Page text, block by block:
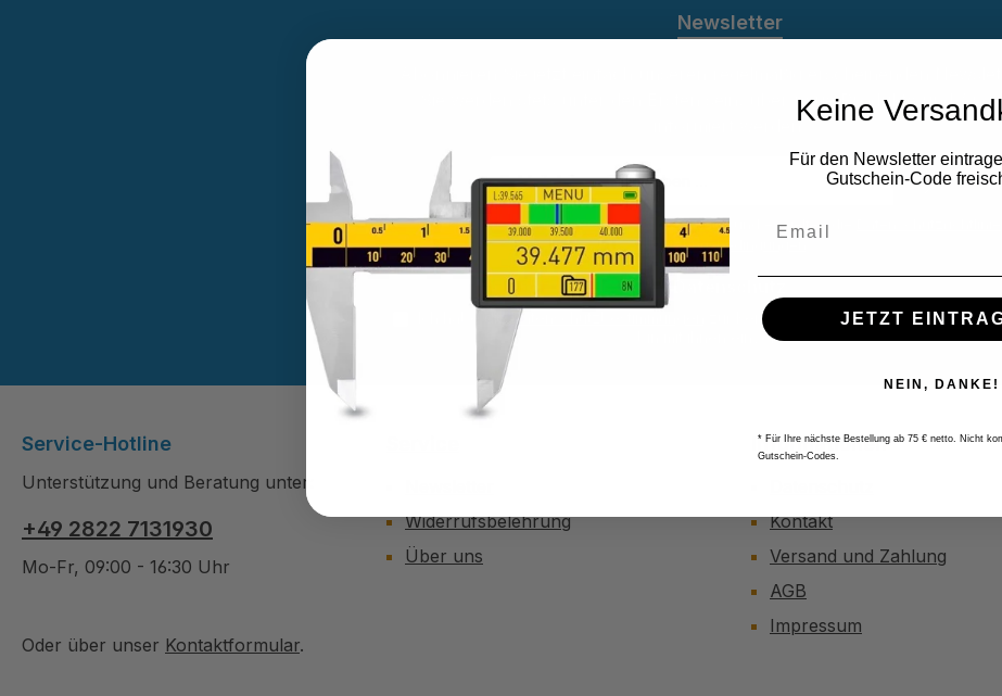
Newsletter
Sie werden stets unter den Ersten sein, über neue Produkte und
informiert werden.
Mail-
Adresse
*
Diese Seite ist durch reCAPTCHA geschützt und es gelten die
Nutzungsbedingungen
Datenschutzbestimmungen zur Kenntnis genommen und dieAGB
bin mit ihnen einverstanden.*
Service-Hotline
Unterstützung und Beratung unter:
+49 2822 7131930
Mo-Fr, 09:00 - 16:30 Uhr
Oder über unser Kontaktformular.
Widerrufsbelehrung
Über uns
Informationen
Kontakt
Versand und Zahlung
AGB
Impressum
Keine
Für den Newsletter
Gutschein-Code
JETZT
NEIN, DANKE!
* Für Ihre nächste Bestellung ab 75 € netto. Nicht
Gutschein-Codes.